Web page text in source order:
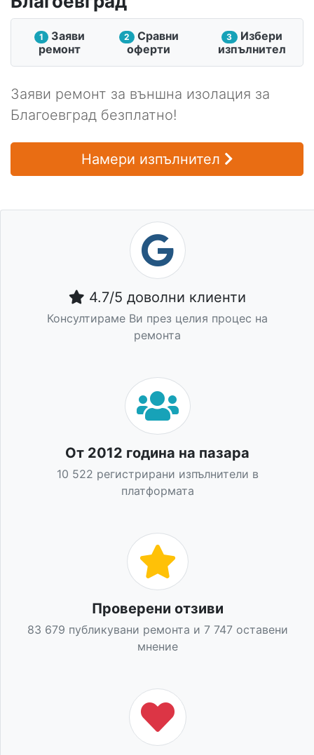
1
Заяви
ремонт
2
Сравни
оферти
3
Избери
изпълнител
Заяви ремонт за външна изолация за
Благоевград безплатно!
Намери изпълнител
4.7/5 доволни клиенти
Консултираме Ви през целия процес на
ремонта
От 2012 година на пазара
10 522 регистрирани изпълнители в
платформата
Проверени отзиви
83 679 публикувани ремонта и 7 747 оставени
мнение